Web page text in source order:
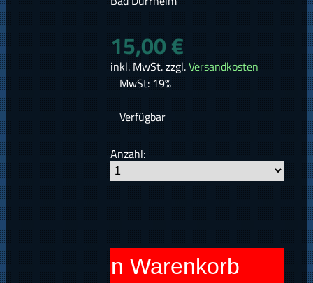
15,00 €
inkl. MwSt. zzgl.Versandkosten
MwSt: 19%
Verfügbar
Anzahl:
In den Warenkorb